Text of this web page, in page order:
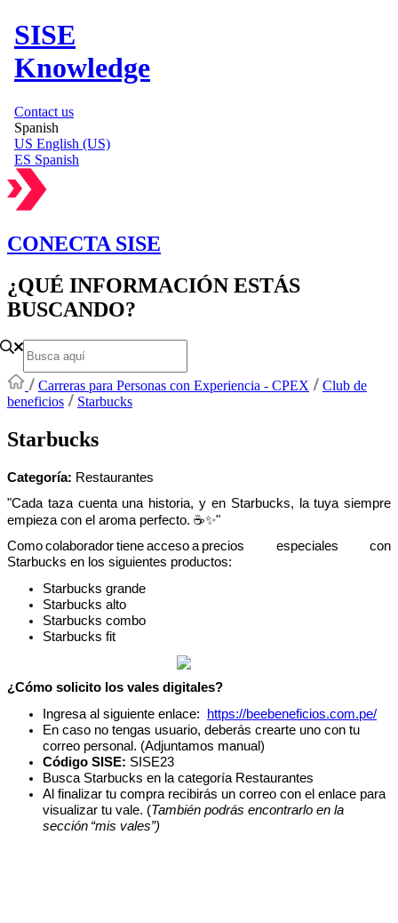
SISE
Knowledge
Contact us
Spanish
US English (US)
ES Spanish
CONECTA SISE
¿QUÉ INFORMACIÓN ESTÁS
BUSCANDO?
Carreras para Personas con Experiencia - CPEX
Club de
beneficios
Starbucks
Starbucks
Categoría: Restaurantes
"Cada taza cuenta una historia, y en Starbucks, la tuya siempre
empieza con el aroma perfecto. ☕✨"
Comocolaboradortieneaccesoa precios especiales
con
Starbucks en los siguientes productos:
Starbucks grande
Starbucks alto
Starbucks combo
Starbucks fit
¿Cómo solicito los vales digitales?
Ingresa al siguiente enlace: https://beebeneficios.com.pe/
En caso no tengas usuario, deberás crearte uno con tu
correo personal . (Adjuntamos manual)
Código SISE: SISE23
Busca Starbucks en la categoría Restaurantes
Al finalizar tu compra recibirás un correo con el enlace para
visualizar tu vale. (También podrás encontrarlo en la
sección “mis vales”)